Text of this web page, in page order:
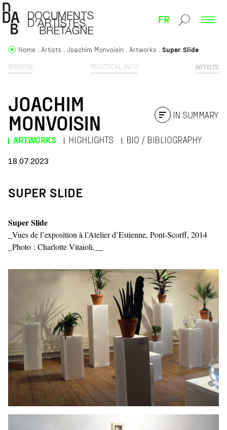
FR
MISSION PRACTICAL INFO ARTISTS
Home Artists Joachim Monvoisin Artworks Super Slide
JOACHIM
MONVOISIN
ARTWORKS HIGHLIGHTS BIO / BIBLIOGRAPHY
IN SUMMARY
18.07.2023
SUPER SLIDE
Super Slide
_Vues de l’exposition à l’Atelier d’Estienne, Pont-Scorff, 2014
_Photo : Charlotte Vitaioli.__